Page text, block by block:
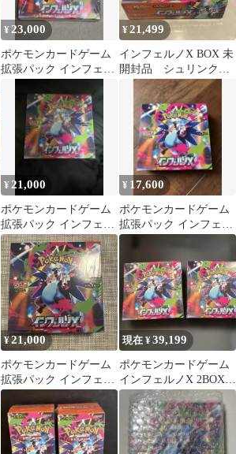
¥ 23,000
ポケモンカードゲーム
拡張パック インフェル
¥21,499
インフェルノX BOX 未
開封品 シュリンク付
¥ 21,000
ポケモンカードゲーム
拡張パック インフェル
ノX BOXシュリンク付
き！
¥ 17,600
ポケモンカードゲーム
拡張パック インフェル
ノX BOX シュリンクな
¥21,000
ポケモンカードゲーム
拡張パック インフェル
ノX BOX シュリンク
付き
現在 ¥39,199
ポケモンカードゲーム
インフェルノX 2BOXセ
ット シュリンク付